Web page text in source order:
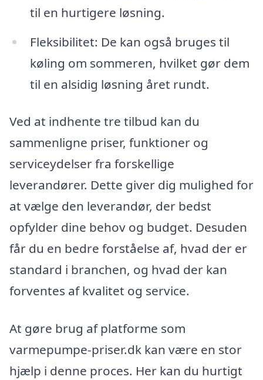
til en hurtigere løsning.
Fleksibilitet: De kan også bruges til
køling om sommeren, hvilket gør dem
til en alsidig løsning året rundt.
Ved at indhente tre tilbud kan du
sammenligne priser, funktioner og
serviceydelser fra forskellige
leverandører. Dette giver dig mulighed for
at vælge den leverandør, der bedst
opfylder dine behov og budget. Desuden
får du en bedre forståelse af, hvad der er
standard i branchen, og hvad der kan
forventes af kvalitet og service.
At gøre brug af platforme som
varmepumpe-priser.dk kan være en stor
hjælp i denne proces. Her kan du hurtigt